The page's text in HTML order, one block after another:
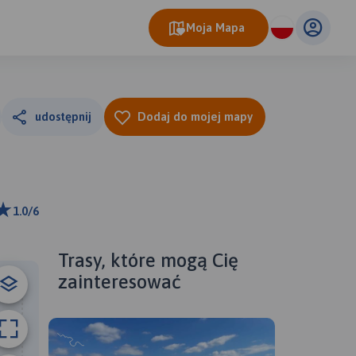
Moja Mapa
udostępnij Dodaj do mojej mapy
1.0/6
Trasy, które mogą Cię
zainteresować